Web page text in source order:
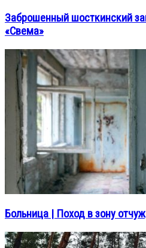
Заброшенный шосткинский
«Свема»
Больница | Поход в зону